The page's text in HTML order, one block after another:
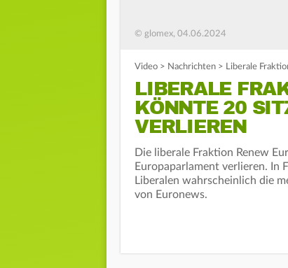
© glomex, 04.06.2024
Video > Nachrichten > Liberale
LIBERALE
KÖNNTE 20
VERLIEREN
Die liberale Fraktion Renew
Europaparlament verlieren. In
Liberalen wahrscheinlich die
von Euronews.